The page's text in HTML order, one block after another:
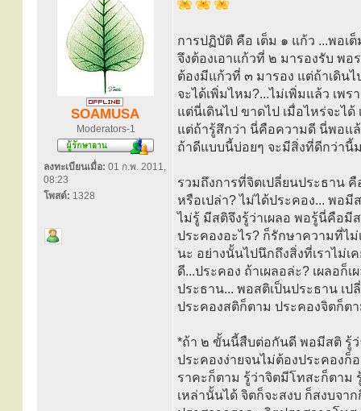
SOAMUSA
Moderators-1
ลงทะเบียนเมื่อ: 01 ก.พ. 2011,
08:23
โพสต์: 1328
การปฏิบัติ คือ เต็ม ๑ แก้ว ...พอเ
จึงต้องเอาแก้วที่ ๒ มารองรับ พอ
ต้องมีแก้วที่ ๓ มารอง แต่ถ้าเดินไ
จะได้เพิ่มไหม?...ไม่เพิ่มแล้ว เพร
แต่นี่เดินไป ขาดไป เมื่อไหร่จะไ
แต่ถ้ารู้สึกว่า นี่คือความดี นี่พอแ
ถ้าดีแบบนี้บ่อยๆ จะมีสิ่งที่ดีกว่านี้
รวมถึงการที่จิตเปลี่ยนประธาน คื
หรือเปล่า? ไม่ได้ประคอง... พอมี
ไม่รู้ มีสติจึงรู้ว่าเผลอ พอรู้นี่คือมี
ประคองอะไร? ก็รักษาความที่ไ
นะ อย่างนั้นไปนึกถึงสิ่งที่เราไม่เ
ดี...ประคอง ถ้าเผลอล่ะ? เผลอก็
ประธาน... พอสติเป็นประธาน เ
ประคองสติก็ตาม ประคองจิตก็ต
*ถ้า ๒ ขั้นนี้สืบต่อกันดี พอมีสติ รู้ว่
ประคองง่ายจนไม่ต้องประคองก็
ราคะก็ตาม รู้ว่าจิตมีโทสะก็ตาม
เหล่านั้นได้ จิตก็จะสงบ ก็สงบจา